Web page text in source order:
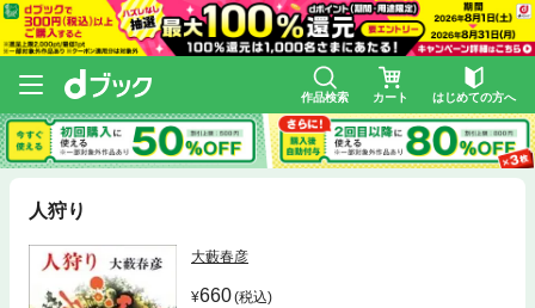
作品検索 カート はじめての方へ
人狩り
大藪春彦
660(税込)